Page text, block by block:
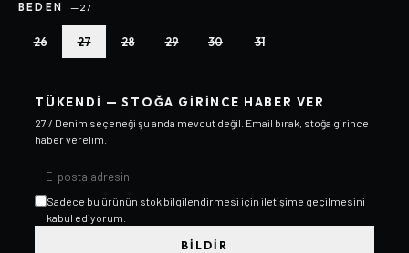
BEDEN —27
26 27 28 29 30 31
TÜKENDI — STOĞA GIRINCE HABER VER
27 / Denim seçeneği şu anda mevcut değil. Email bırak, stoğa girince
haber verelim.
Sadece bu ürünün stok bilgilendirmesi için iletişime geçilmesini
kabul ediyorum.
BILDIR